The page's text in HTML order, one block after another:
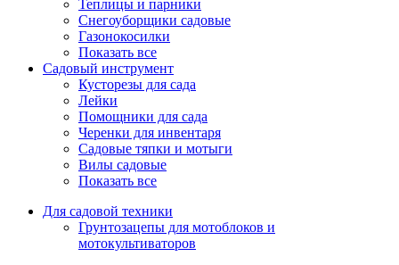
Теплицы и парники
Снегоуборщики садовые
Газонокосилки
Показать все
Садовый инструмент
Кусторезы для сада
Лейки
Помощники для сада
Черенки для инвентаря
Садовые тяпки и мотыги
Вилы садовые
Показать все
Для садовой техники
Грунтозацепы для мотоблоков и
мотокультиваторов